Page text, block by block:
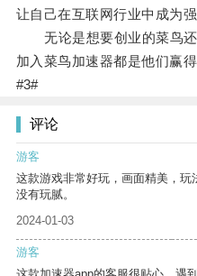
让自己在互联网行业中成为强
无论是想要创业的菜鸟还
加入菜鸟加速器都是他们赢
#3#
评论
游客
这款游戏非常好玩，画面精美，
没有玩腻。
2024-01-03
游客